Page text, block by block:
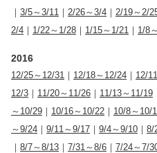
｜ 3/5～3/11 ｜ 2/26～3/4 ｜ 2/19～2/
2/4 ｜ 1/22～1/28 ｜ 1/15～1/21 ｜ 1/8
2016
12/25～12/31 ｜ 12/18～12/24 ｜ 12/
12/3 ｜ 11/20～11/26 ｜ 11/13～11/19
～10/29 ｜ 10/16～10/22 ｜ 10/8～10/
～9/24 ｜ 9/11～9/17 ｜ 9/4～9/10 ｜ 8/
｜ 8/7～8/13 ｜ 7/31～8/6 ｜ 7/24～7/